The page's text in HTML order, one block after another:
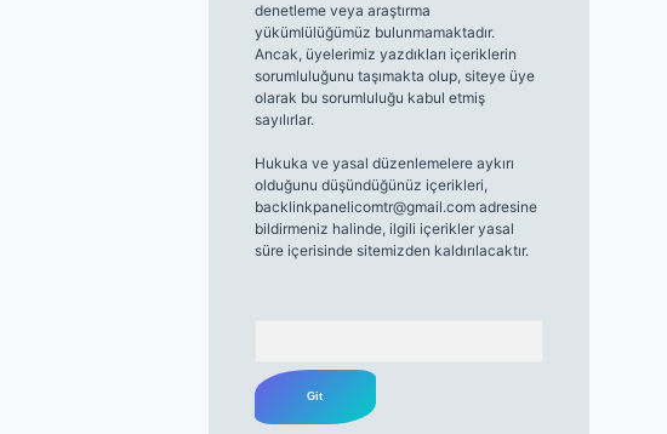
denetleme veya araştırma
yükümlülüğümüz bulunmamaktadır.
Ancak, üyelerimiz yazdıkları içeriklerin
sorumluluğunu taşımakta olup, siteye üye
olarak bu sorumluluğu kabul etmiş
sayılırlar.
Hukuka ve yasal düzenlemelere aykırı
olduğunu düşündüğünüz içerikleri,
backlinkpanelicomtr@gmail.comadresine
bildirmeniz halinde, ilgili içerikler yasal
süre içerisinde sitemizden kaldırılacaktır.